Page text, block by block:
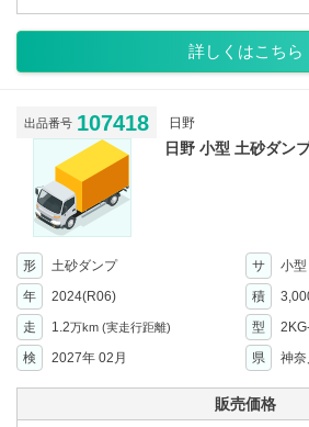
詳しくはこちら
出品番号 107418 日野
日野 小型 土砂ダン
形 土砂ダンプ サ
小型
年
2024(R06) 積
走 1.2万km (実走行距離) 型
検
2027年 02月 県 神
販売価格